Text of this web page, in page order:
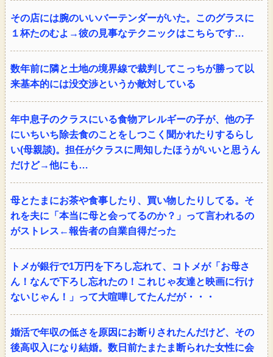
その店には腕のいいバーテンダーがいた。このグラスに
１杯たのむよ→彼の見事なテクニックはこちらです…
数年前に隣と土地の境界線で裁判してこっちが勝って以
来基本的には没交渉というか敵対している
年中息子のクラスにいる食物アレルギーの子が、他の子
にいちいち除去食のことをしつこく聞かれたりするらし
い(母親談)。担任がクラスに周知したほうがいいと思うん
だけど→他にも…
母とたまにお茶や食事したり、買い物したりしてる。そ
れを夫に「本当に母と会ってるのか？」って言われるの
がストレス←報告者の自業自得だった
トメが銀行で1万円を下ろし忘れて、コトメが「お母さ
ん！なんで下ろし忘れたの！これじゃ友達と映画に行け
ないじゃん！」って大喧嘩してたんだが・・・
婚活で年収の低さを原因にお断りされたんだけど、その
後高収入になり結婚。数日前たまたま断られた女性に会